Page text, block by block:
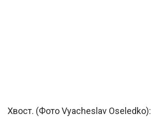
Хвост. (Фото Vyacheslav Oseledko):